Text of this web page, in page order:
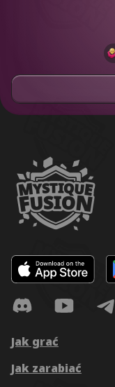
Jak grać
Jak zarabiać